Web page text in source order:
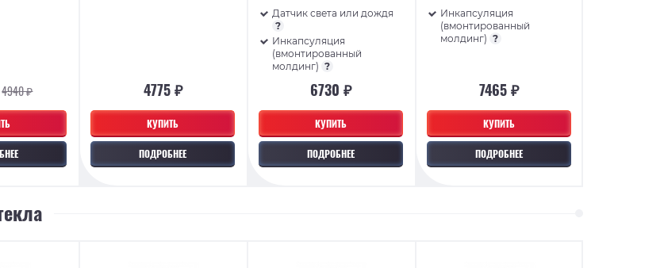
4940 ₽
КУПИТЬ
ПОДРОБНЕЕ
4775 ₽
КУПИТЬ
ПОДРОБНЕЕ
Датчик света или дождя
?
Инкапсуляция
(вмонтированный
молдинг) ?
6730 ₽
КУПИТЬ
ПОДРОБНЕЕ
Инкапсуляция
(вмонтированный
молдинг) ?
7465 ₽